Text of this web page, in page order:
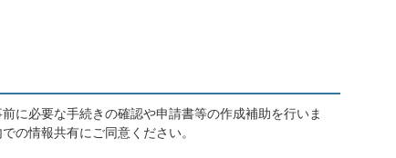
に必要な手続きの確認や申請書等の作成補助を行いま
の情報共有にご同意ください。